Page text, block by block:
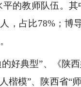
的教师队伍。其
，占比78%；博
好典型”、《陕
楷模”、陕西省“